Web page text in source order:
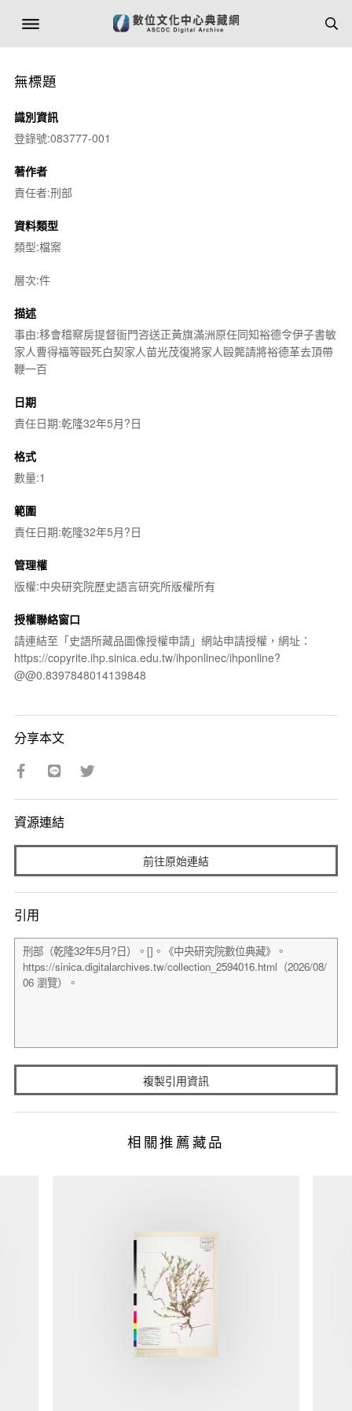
無標題
識別資訊
登錄號:083777-001
著作者
責任者:刑部
資料類型
類型:檔案
層次:件
描述
事由:移會稽察房提督衙門咨送正黃旗滿洲原任同知裕德令伊子書敏
家人曹得福等毆死白契家人苗光茂復將家人毆斃請將裕德革去頂帶
鞭一百
日期
責任日期:乾隆32年5月?日
格式
數量:1
範圍
責任日期:乾隆32年5月?日
管理權
版權:中央研究院歷史語言研究所版權所有
授權聯絡窗口
請連結至「史語所藏品圖像授權申請」網站申請授權，網址：
https://copyrite.ihp.sinica.edu.tw/ihponlinec/ihponline?
@@0.8397848014139848
分享本文
資源連結
前往原始連結
引用
複製引用資訊
相關推薦藏品